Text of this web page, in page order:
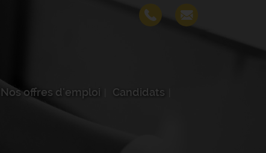
Nos offres d'emploi Candidats